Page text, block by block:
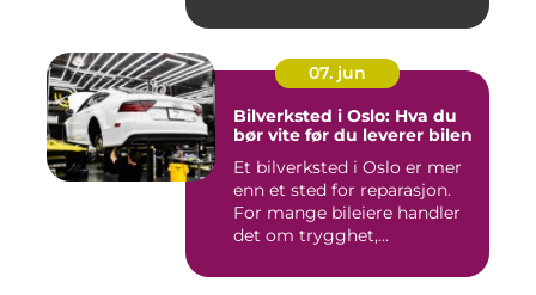
07. jun
Bilverksted i Oslo: Hva du
bør vite før du leverer bilen
Et bilverksted i Oslo er mer
enn et sted for reparasjon.
For mange bileiere handler
det om trygghet,...